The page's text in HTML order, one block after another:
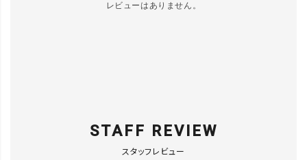
レビューはありません。
STAFF REVIEW
スタッフレビュー